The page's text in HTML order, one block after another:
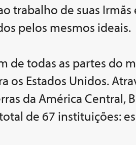
trabalho de suas
pelos mesmos ideais.
de todas as partes do
os Estados Unidos.
da América Central,
de 67 instituições: